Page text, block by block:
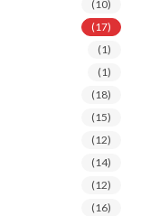
(10)
(17)
(1)
(1)
(18)
(15)
(12)
(14)
(12)
(16)